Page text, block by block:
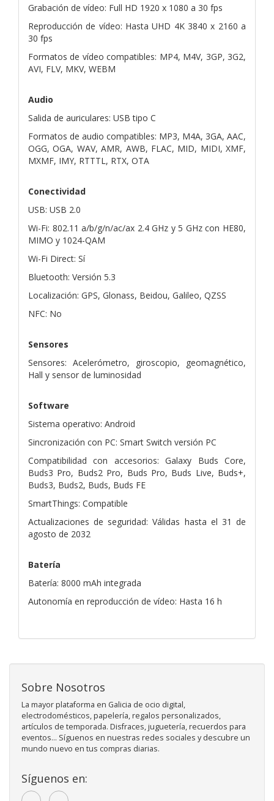
Grabación de vídeo: Full HD 1920 x 1080 a 30 fps
Reproducción de vídeo: Hasta UHD 4K 3840 x 2160 a
30 fps
Formatos de vídeo compatibles: MP4, M4V, 3GP, 3G2,
AVI, FLV, MKV, WEBM
Audio
Salida de auriculares: USB tipo C
Formatos de audio compatibles: MP3, M4A, 3GA, AAC,
OGG, OGA, WAV, AMR, AWB, FLAC, MID, MIDI, XMF,
MXMF, IMY, RTTTL, RTX, OTA
Conectividad
USB: USB 2.0
Wi-Fi: 802.11 a/b/g/n/ac/ax 2.4 GHz y 5 GHz con HE80,
MIMO y 1024-QAM
Wi-Fi Direct: Sí
Bluetooth: Versión 5.3
Localización: GPS, Glonass, Beidou, Galileo, QZSS
NFC: No
Sensores
Sensores: Acelerómetro, giroscopio, geomagnético,
Hall y sensor de luminosidad
Software
Sistema operativo: Android
Sincronización con PC: Smart Switch versión PC
Compatibilidad con accesorios: Galaxy Buds Core,
Buds3 Pro, Buds2 Pro, Buds Pro, Buds Live, Buds+,
Buds3, Buds2, Buds, Buds FE
SmartThings: Compatible
Actualizaciones de seguridad: Válidas hasta el 31 de
agosto de 2032
Batería
Batería: 8000 mAh integrada
Autonomía en reproducción de vídeo: Hasta 16 h
Sobre Nosotros
La mayor plataforma en Galicia de ocio digital,
electrodomésticos, papelería, regalos personalizados,
artículos de temporada. Disfraces, juguetería, recuerdos para
eventos... Síguenos en nuestras redes sociales y descubre un
mundo nuevo en tus compras diarias.
Síguenos en: